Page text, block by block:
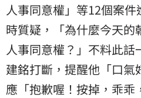
人事同意權」等12個案
時質疑，「為什麼今天
人事同意權？」不料此
建銘打斷，提醒他「口氣
應「抱歉喔！按掉，乖乖